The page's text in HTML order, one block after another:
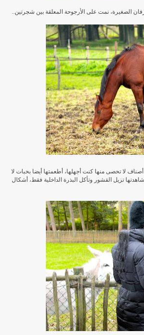
الصغيرة، نمت على الأرجوحة المعلقة بين شجرتين..
لا تحصى منها كنت أجهلها، أطعمتها أيضا بحبات لا
تزيل القشور وتأكل البذرة الداخلية فقط، أشكال